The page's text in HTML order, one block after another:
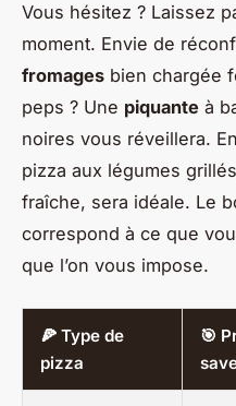
Vous hésitez ? Laissez
moment. Envie de
fromages bien chargée
peps ? Une piquante à
noires vous réveillera.
pizza aux légumes
fraîche, sera idéale. Le
correspond à ce que
que l’on vous impose.
🍕 Type de
pizza
🎯